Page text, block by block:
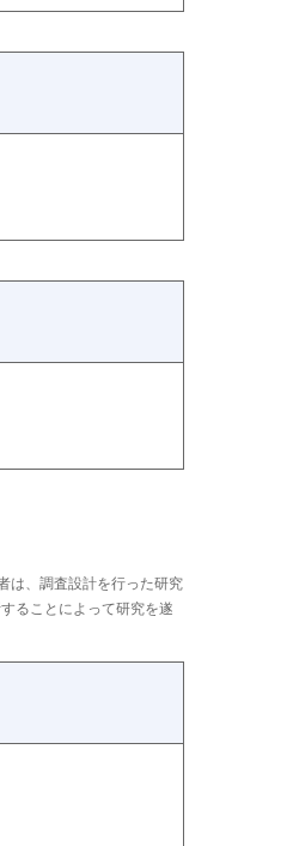
は、調査設計を行った研究
ることによって研究を遂